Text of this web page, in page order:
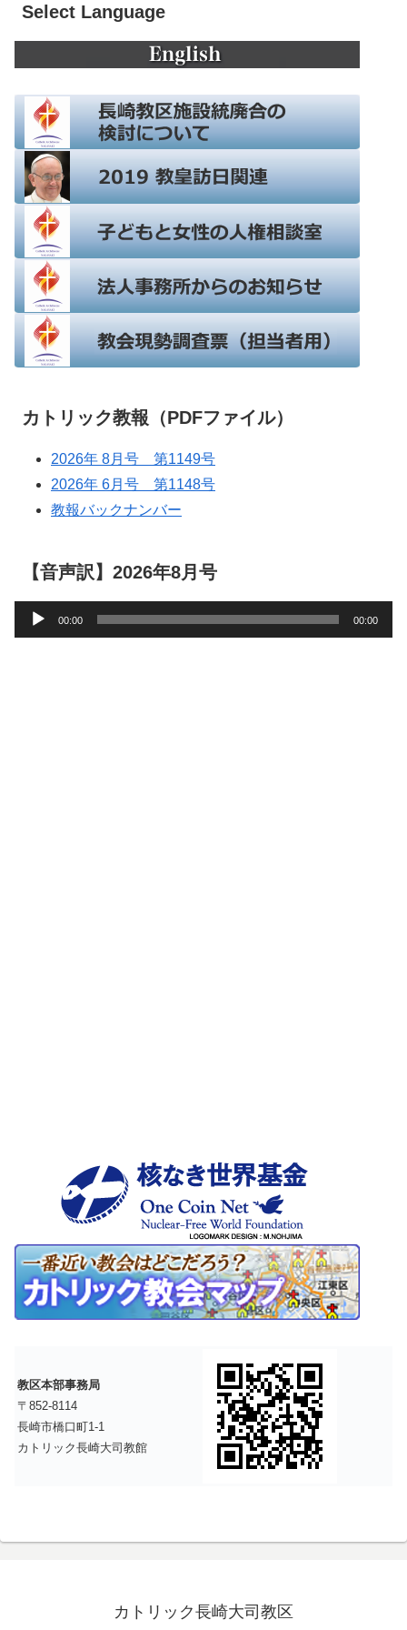
Select Language
カトリック教報（PDFファイル）
2026年 8月号 第1149号
2026年 6月号 第1148号
教報バックナンバー
【音声訳】2026年8月号
声
00:00 00:00
教区本部事務局
〒852-8114
長崎市橋口町1-1
カトリック長崎大司教館
カトリック長崎大司教区